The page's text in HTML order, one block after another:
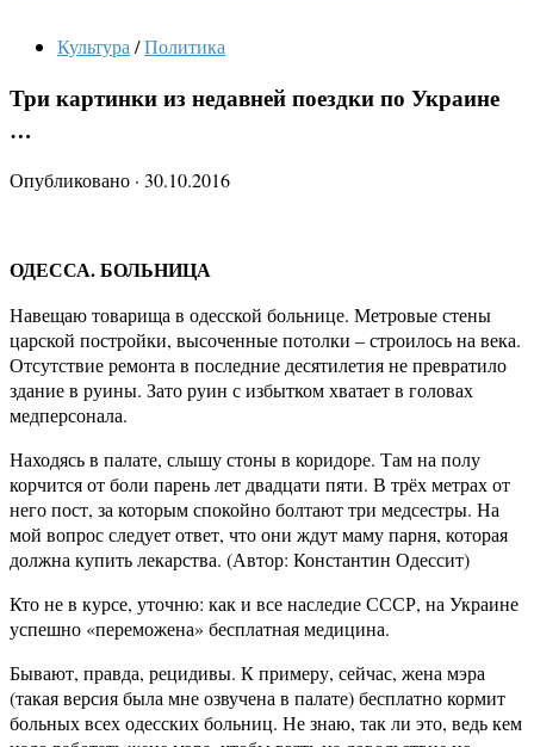
Культура /Политика
Три картинки из недавней поездки по Украине
…
Опубликовано · 30.10.2016
ОДЕССА. БОЛЬНИЦА
Навещаю товарища в одесской больнице. Метровые стены
царской постройки, высоченные потолки – строилось на века.
Отсутствие ремонта в последние десятилетия не превратило
здание в руины. Зато руин с избытком хватает в головах
медперсонала.
Находясь в палате, слышу стоны в коридоре. Там на полу
корчится от боли парень лет двадцати пяти. В трёх метрах от
него пост, за которым спокойно болтают три медсестры. На
мой вопрос следует ответ, что они ждут маму парня, которая
должна купить лекарства. (Автор: Константин Одессит)
Кто не в курсе, уточню: как и все наследие СССР, на Украине
успешно «переможена» бесплатная медицина.
Бывают, правда, рецидивы. К примеру, сейчас, жена мэра
(такая версия была мне озвучена в палате) бесплатно кормит
больных всех одесских больниц. Не знаю, так ли это, ведь кем